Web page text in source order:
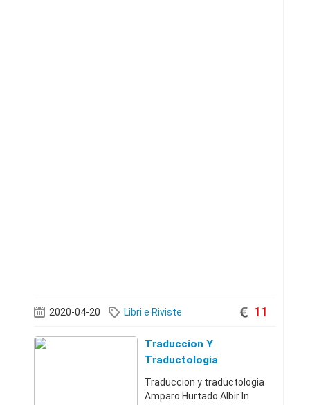
2020-04-20 Libri e Riviste 11
Traduccion Y
Traductologia
Traduccion y traductologia
Amparo Hurtado Albir In